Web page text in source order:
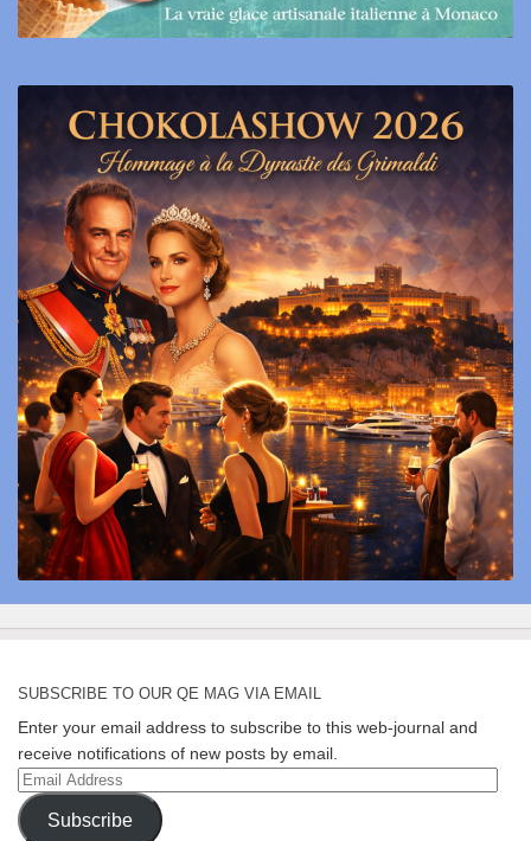
SUBSCRIBE TO OUR QE MAG VIA EMAIL
Enter your email address to subscribe to this web-journal and
receive notifications of new posts by email.
Email
Address
Subscribe